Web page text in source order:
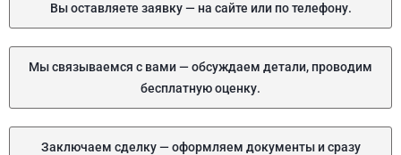
Вы оставляете заявку — на сайте или по телефону.
Мы связываемся с вами — обсуждаем детали, проводим
бесплатную оценку.
Заключаем сделку — оформляем документы и сразу